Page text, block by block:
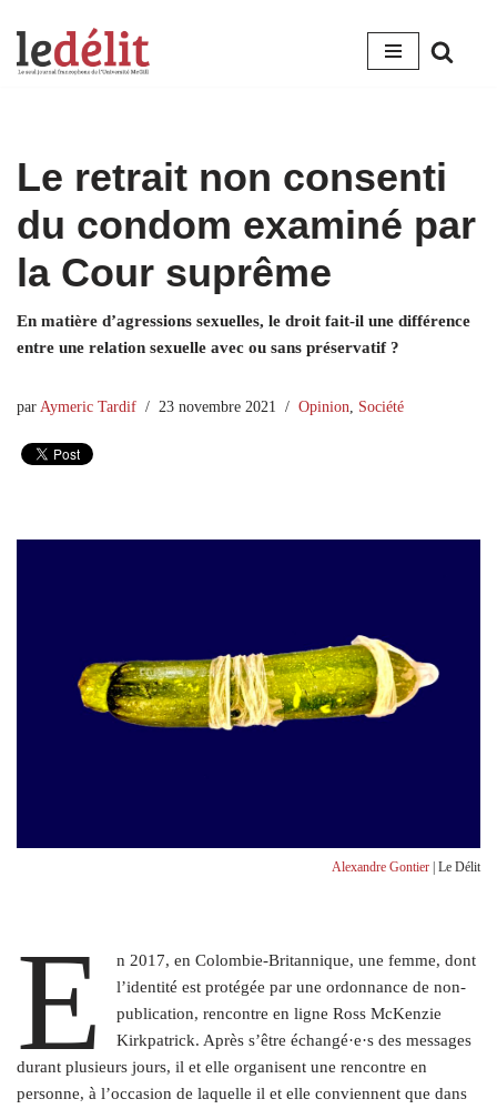
Aller
Le retrait non consenti
du condom examiné par
la Cour suprême
En matière d’agressions sexuelles, le droit fait-il une différence
entre une relation sexuelle avec ou sans préservatif ?
par Aymeric Tardif 23 novembre 2021 Opinion Société
Alexandre Gontier | Le Délit
E
n 2017, en Colombie-Britannique, une femme, dont
l’identité est protégée par une ordonnance de non-
publication, rencontre en ligne Ross McKenzie
Kirkpatrick. Après s’être échangé·e·s des messages
durant plusieurs jours, il et elle organisent une rencontre en
personne, à l’occasion de laquelle il et elle conviennent que dans